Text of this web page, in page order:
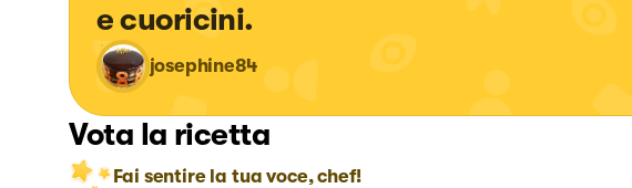
e cuoricini.
josephine84
Vota la ricetta
Fai sentire la tua voce, chef!